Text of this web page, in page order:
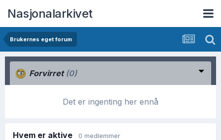
Nasjonalarkivet
Brukernes eget forum
Forvirret (0)
Det er ingenting her ennå
Hvem er aktive 0 medlemmer